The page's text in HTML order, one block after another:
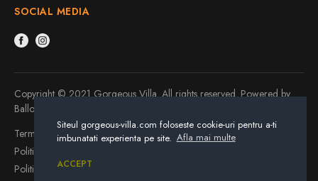
Siteul gorgeous-villa.com foloseste cookie-uri pentru a-ti
imbunatati experienta pe site. Afla mai multe
ACCEPT
SOCIAL MEDIA
Copyright © 2021 Gorgeous Villa. All rights reserved. Powered by
Balloonline
Termeni și condiții
Politica de confidențialitate
Politica cookie